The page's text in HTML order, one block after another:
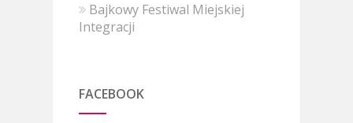
Bajkowy Festiwal Miejskiej
Integracji
FACEBOOK